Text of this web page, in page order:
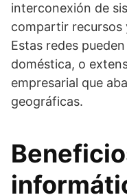
interconexión de
compartir recursos
Estas redes
doméstica, o
empresarial que
geográficas.